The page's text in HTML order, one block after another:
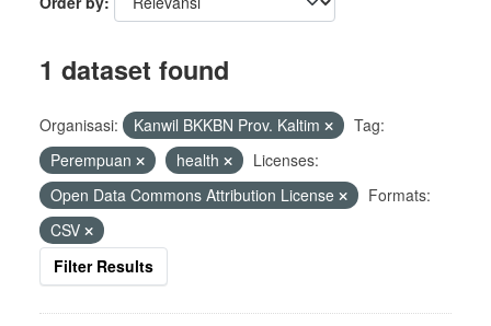
1 dataset found
Organisasi: Kanwil BKKBN Prov. Kaltim
Tag:
Perempuan
health
Licenses:
Open Data Commons Attribution License
Formats:
CSV
Filter Results